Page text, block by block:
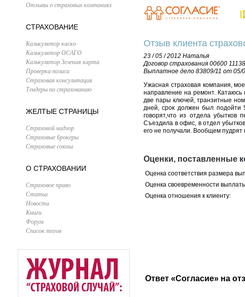
Отзывы о страховых компаниях
СТРАХОВАНИЕ
Калькулятор каско
Калькулятор ОСАГО
Калькулятор Зеленая карта
Проверка полиса
Страховая консультация
Тендеры по страхованию
ЖЕЛТЫЕ СТРАНИЦЫ
Страховой надзор
Страховые брокеры
Страховые союзы
О СТРАХОВАНИИ
Страховое право
Статьи
Новости
Книги
Форум
Список тегов
Отзыв клиента
23 / 05 / 2012 Наталья
Договор страхования 00600
Выплатное дело 83809/11 от 05/
Ужасная страховая компания,
направление на ремонт.
две пары ключей, транзитные
дней, срок должен был подойти
говорят,что из отдела убытков
Съездила в офис, в отдел
его не получали. Вообщем пудрят
Оценки, поставленные
Оценка соответствия размера
Оценка своевременности
Оценка отношения к клиенту:
Ответ «Согласие» на